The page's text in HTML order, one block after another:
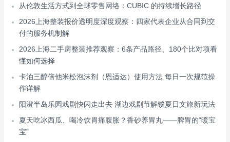
从伦敦生活方式到全球零售网络：CUBIC 的持续增长路径
2026上海整装报价透明度深度观察：四家代表企业从合同到交
付的服务机制解
2026上海二手房整装推荐观察：6条产品路径、180个比对项看
懂如何选择
卡泊三醇倍他米松泡沫剂（恩适达）使用方法 每日一次规范操
作详解
阳澄半岛乐园戏剧快闪走出去 湖边戏剧节解锁夏日文旅新玩法
夏天吃冰西瓜、喝冷饮胃痛腹胀？香砂养胃丸——脾胃的“暖宝
宝”